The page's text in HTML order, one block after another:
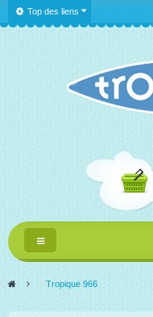
Top des liens
Navigation
bascule
> Tropique 966